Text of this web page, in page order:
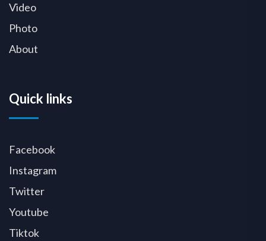
Video
Photo
About
Quick links
Facebook
Instagram
Twitter
Youtube
Tiktok